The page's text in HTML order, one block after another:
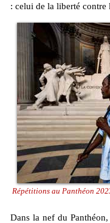
: celui de la liberté contre
Répétitions au Panthéon
Dans la nef du Panthéon, Raphaël Barontini souhaite « créer une